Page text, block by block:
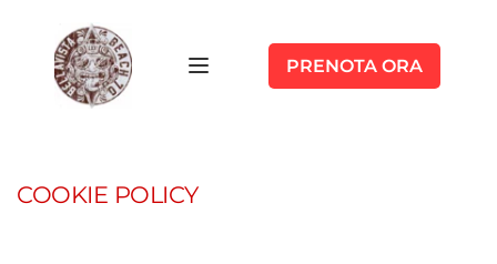
PRENOTA ORA
COOKIE POLICY